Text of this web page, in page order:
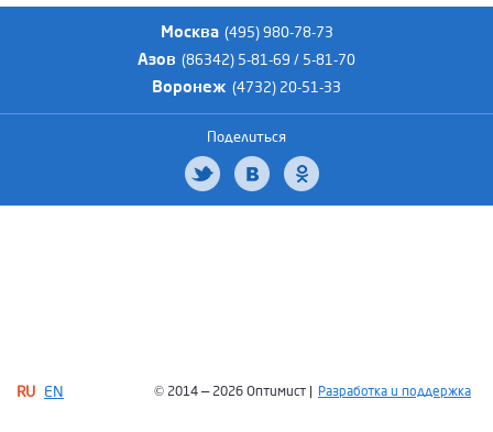
Москва (495) 980-78-73
Азов (86342) 5-81-69 / 5-81-70
Воронеж (4732) 20-51-33
Поделиться
RU EN © 2014 — 2026 Оптимист | Разработка и поддержка